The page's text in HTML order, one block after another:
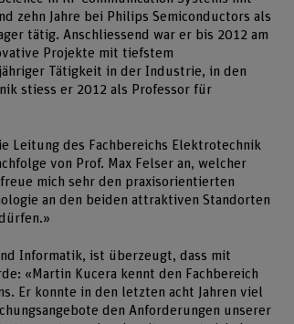
zehn Jahre bei Philips Semiconductors als
tätig. Anschliessend war er bis 2012 am
Projekte mit tiefstem
Tätigkeit in der Industrie, in den
stiess er 2012 als Professor für
Leitung des Fachbereichs Elektrotechnik
von Prof. Max Felser an, welcher
mich sehr den praxisorientierten
an den beiden attraktiven Standorten
Informatik, ist überzeugt, dass mit
«Martin Kucera kennt den Fachbereich
Er konnte in den letzten acht Jahren viel
den Anforderungen unserer